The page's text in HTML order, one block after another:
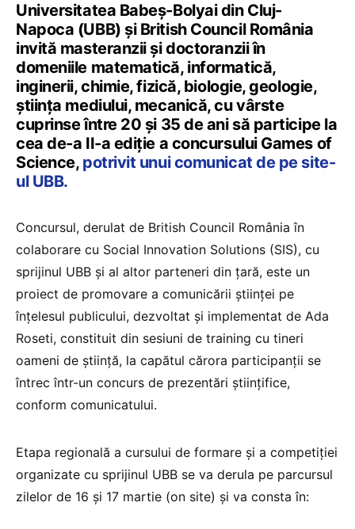
Universitatea Babeş-Bolyai din Cluj-
Napoca (UBB) și British Council România
invită masteranzii şi doctoranzii în
domeniile matematică, informatică,
inginerii, chimie, fizică, biologie, geologie,
ştiinţa mediului, mecanică, cu vârste
cuprinse între 20 şi 35 de ani să participe la
cea de-a II-a ediţie a concursului Games of
Science, potrivit unui comunicat de pe site-
ul UBB.
Concursul, derulat de British Council România în
colaborare cu Social Innovation Solutions (SIS), cu
sprijinul UBB şi al altor parteneri din ţară, este un
proiect de promovare a comunicării ştiinţei pe
înţelesul publicului, dezvoltat şi implementat de Ada
Roseti, constituit din sesiuni de training cu tineri
oameni de ştiinţă, la capătul cărora participanţii se
întrec într-un concurs de prezentări ştiinţifice,
conform comunicatului.
Etapa regională a cursului de formare şi a competiţiei
organizate cu sprijinul UBB se va derula pe parcursul
zilelor de 16 şi 17 martie (on site) şi va consta în: